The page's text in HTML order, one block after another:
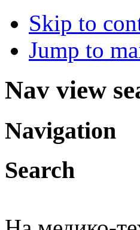
Skip to
Jump to
Nav view
Navigation
Search